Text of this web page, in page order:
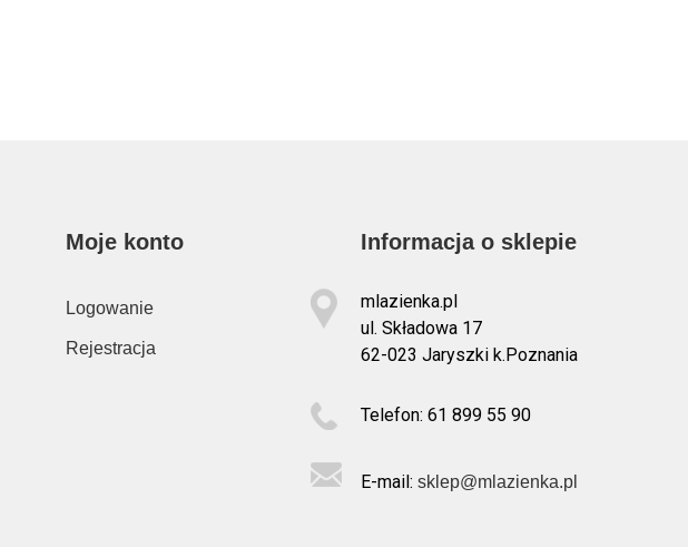
Moje konto
Logowanie
Rejestracja
Informacja o sklepie
mlazienka.pl
ul. Składowa 17
62-023 Jaryszki k.Poznania
Telefon: 61 899 55 90
E-mail: sklep@mlazienka.pl